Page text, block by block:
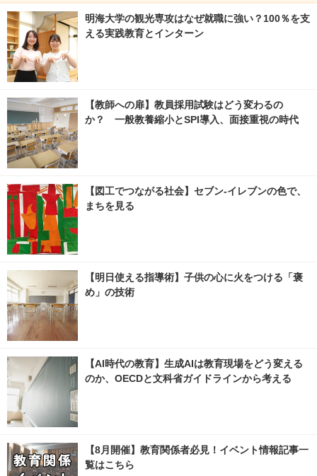
明海大学の観光専攻はなぜ就職に強い？100％を支
える実践教育とインターン
【教師への扉】教員採用試験はどう変わるの
か？ 一般教養縮小とSPI導入、面接重視の時代
【図工でつながる社会】セブン‐イレブンの色で、
まちを見る
【明日使える指導術】子供の心に火をつける「褒
め」の技術
【AI時代の教育】生成AIは教育現場をどう変える
のか、OECDと文科省ガイドラインから考える
【8月開催】教育関係者必見！イベント情報記事一
覧はこちら